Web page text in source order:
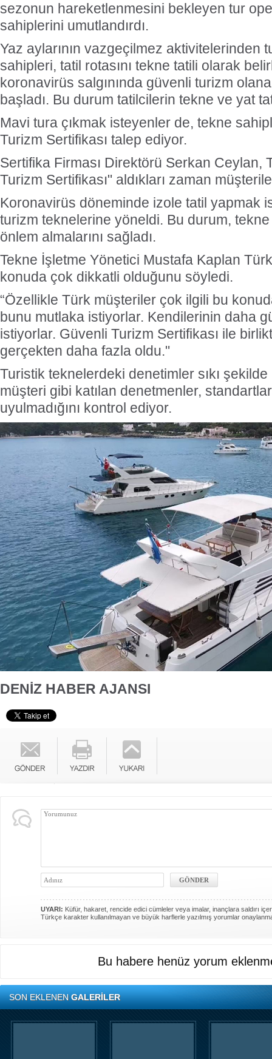
sezonun hareketlenmesini bekleyen tur
sahiplerini umutlandırdı.
Yaz aylarının vazgeçilmez aktivitelerinden
sahipleri, tatil rotasını tekne tatili olarak
koronavirüs salgınında güvenli turizm
başladı. Bu durum tatilcilerin tekne ve yat
Mavi tura çıkmak isteyenler de, tekne
Turizm Sertifikası talep ediyor.
Sertifika Firması Direktörü Serkan Ceylan,
Turizm Sertifikası" aldıkları zaman
Koronavirüs döneminde izole tatil yapmak
turizm teknelerine yöneldi. Bu durum, tekne
önlem almalarını sağladı.
Tekne İşletme Yönetici Mustafa Kaplan
konuda çok dikkatli olduğunu söyledi.
“Özellikle Türk müşteriler çok ilgili bu
bunu mutlaka istiyorlar. Kendilerinin daha
istiyorlar. Güvenli Turizm Sertifikası ile
gerçekten daha fazla oldu."
Turistik teknelerdeki denetimler sıkı
müşteri gibi katılan denetmenler,
uyulmadığını kontrol ediyor.
DENİZ HABER AJANSI
UYARI: Küfür, hakaret, rencide edici cümleler veya imalar, inançlara saldırı
Türkçe karakter kullanılmayan ve büyük harflerle yazılmış yorumlar
Bu habere henüz yorum
SON EKLENENGALERİLER